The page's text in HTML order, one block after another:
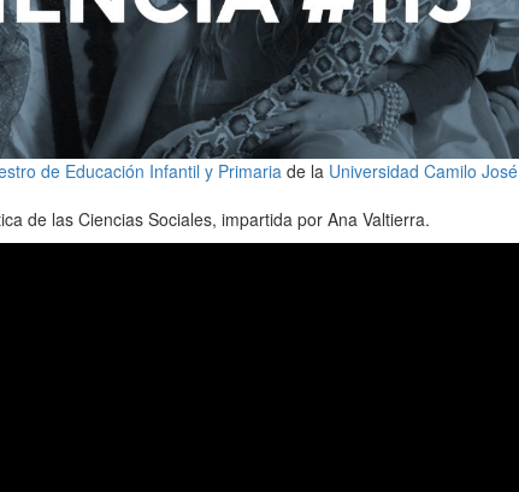
de Educación Infantil y Primaria de la Universidad Camilo José
de las Ciencias Sociales, impartida por Ana Valtierra.